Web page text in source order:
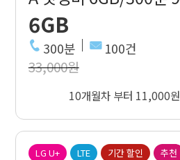
6GB
300분 100건
33,000원
10개월차 부터 11,000원
LG U+ LTE 기간 할인 추천